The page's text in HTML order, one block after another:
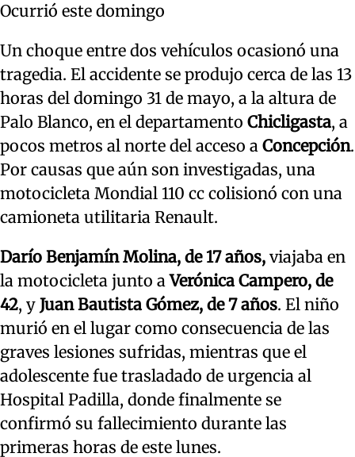
Ocurrió este domingo
Un choque entre dos vehículos ocasionó una
tragedia. El accidente se produjo cerca de las 13
horas del domingo 31 de mayo, a la altura de
Palo Blanco, en el departamento Chicligasta, a
pocos metros al norte del acceso a Concepción.
Por causas que aún son investigadas, una
motocicleta Mondial 110 cc colisionó con una
camioneta utilitaria Renault.
Darío Benjamín Molina, de 17 años, viajaba en
la motocicleta junto aVerónica Campero, de
42, y Juan Bautista Gómez, de 7 años. El niño
murió en el lugar como consecuencia de las
graves lesiones sufridas, mientras que el
adolescente fue trasladado de urgencia al
Hospital Padilla, donde finalmente se
confirmó su fallecimiento durante las
primeras horas de este lunes.